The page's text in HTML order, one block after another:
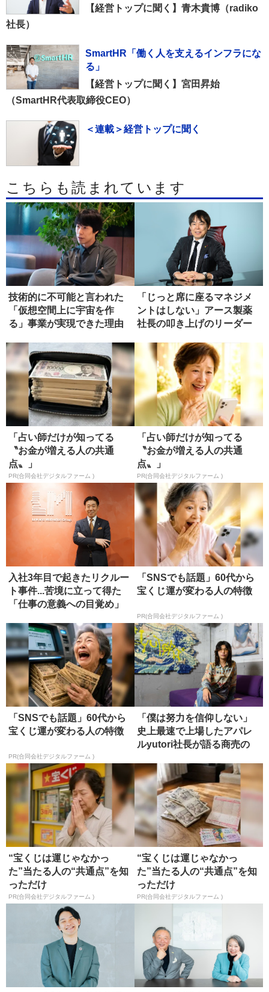
【経営トップに聞く】青木貴博（radiko
社長）
SmartHR「働く人を支えるインフラにな
る」
【経営トップに聞く】宮田昇始
（SmartHR代表取締役CEO）
＜連載＞経営トップに聞く
こちらも読まれています
技術的に不可能と言われた
「仮想空間上に宇宙を作
る」事業が実現できた理由
「じっと席に座るマネジメ
ントはしない」アース製薬
社長の叩き上げのリーダー
「占い師だけが知ってる
〝お金が増える人の共通
点〟」
PR(合同会社デジタルファーム )
「占い師だけが知ってる
〝お金が増える人の共通
点〟」
PR(合同会社デジタルファーム )
入社3年目で起きたリクルー
ト事件...苦境に立って得た
「仕事の意義への目覚め」
「SNSでも話題」60代から
宝くじ運が変わる人の特徴
PR(合同会社デジタルファーム )
「SNSでも話題」60代から
宝くじ運が変わる人の特徴
PR(合同会社デジタルファーム )
「僕は努力を信仰しない」
史上最速で上場したアパレ
ルyutori社長が語る商売の
“宝くじは運じゃなかっ
た”当たる人の“共通点”を知
っただけ
PR(合同会社デジタルファーム )
“宝くじは運じゃなかっ
た”当たる人の“共通点”を知
っただけ
PR(合同会社デジタルファーム )